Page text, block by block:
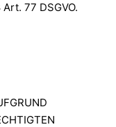
77 DSGVO.